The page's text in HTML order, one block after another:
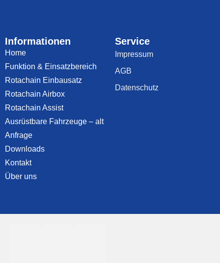
Informationen
Home
Funktion & Einsatzbereich
Rotachain Einbausatz
Rotachain Airbox
Rotachain Assist
Ausrüstbare Fahrzeuge – alt
Anfrage
Downloads
Kontakt
Über uns
Service
Impressum
AGB
Datenschutz